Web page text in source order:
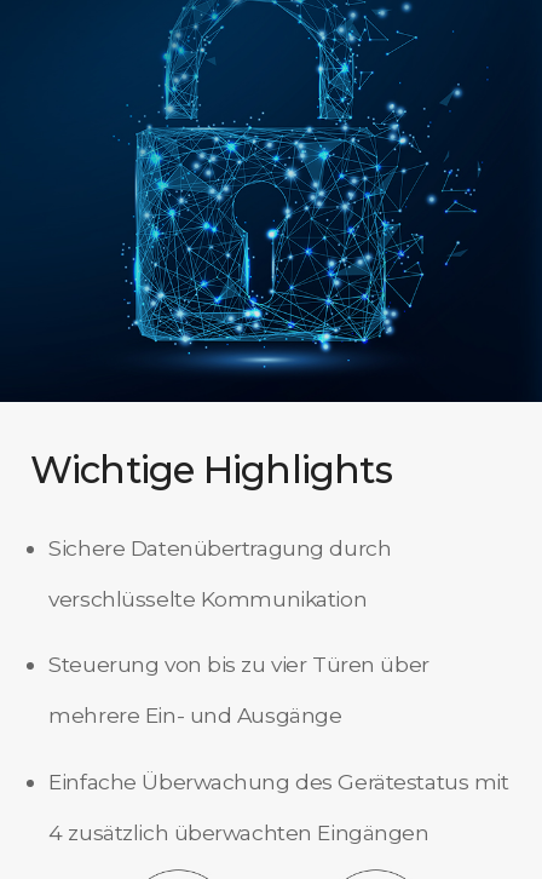
Wichtige Highlights
Sichere Datenübertragung durch
verschlüsselte Kommunikation
Steuerung von bis zu vier Türen über
mehrere Ein- und Ausgänge
Einfache Überwachung des Gerätestatus mit
4 zusätzlich überwachten Eingängen